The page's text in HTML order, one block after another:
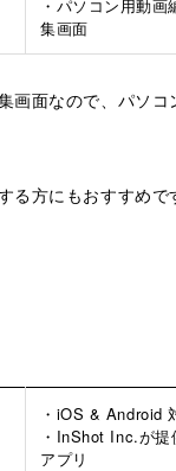
・パソコン用動
集画面
画面なので、パソ
る方にもおすすめで
・iOS & Android
・InShot Inc.が
アプリ